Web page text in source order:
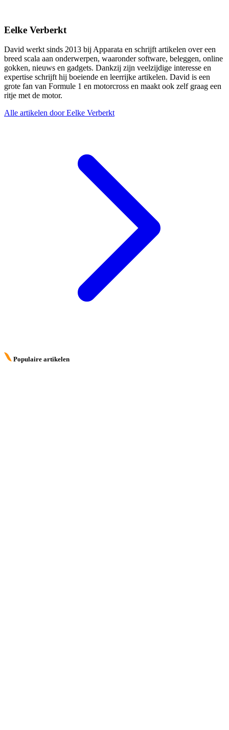
Eelke Verberkt
David werkt sinds 2013 bij Apparata en schrijft artikelen over een
breed scala aan onderwerpen, waaronder software, beleggen, online
gokken, nieuws en gadgets. Dankzij zijn veelzijdige interesse en
expertise schrijft hij boeiende en leerrijke artikelen. David is een
grote fan van Formule 1 en motorcross en maakt ook zelf graag een
ritje met de motor.
Alle artikelen door Eelke Verberkt
Populaire artikelen